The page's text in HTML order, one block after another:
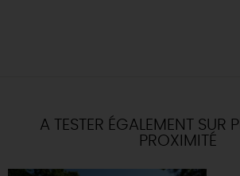
A TESTER ÉGALEMENT SUR
PROXIMITÉ